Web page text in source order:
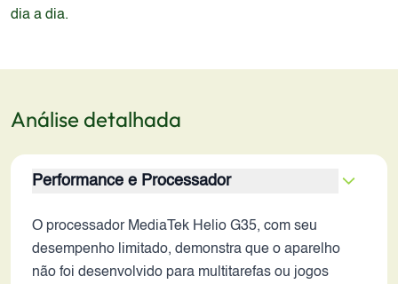
dia a dia.
Análise detalhada
Performance e Processador
O processador MediaTek Helio G35, com seu
desempenho limitado, demonstra que o aparelho
não foi desenvolvido para multitarefas ou jogos